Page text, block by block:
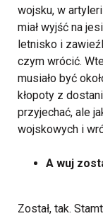
wojsku, w
miał wyjść na
letnisko i
czym wrócić.
musiało być
kłopoty z
przyjechać, ale
wojskowych i
A wuj
Został, tak.